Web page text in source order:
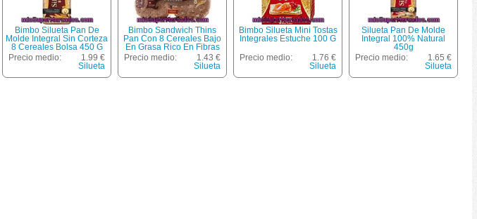
Bimbo Silueta Pan De
Molde Integral Sin Corteza
8 Cereales Bolsa 450 G
Precio medio:
1.99 €
Silueta
Bimbo Sandwich Thins
Pan Con 8 Cereales Bajo
En Grasa Rico En Fibras
Grano Completo 8
Unidades Bolsa 310 G
Precio medio:
1.43 €
Silueta
Bimbo Silueta Mini Tostas
Integrales Estuche 100 G
Precio medio:
1.76 €
Silueta
Silueta Pan De Molde
Integral 100% Natural
450g
Precio medio:
1.65 €
Silueta